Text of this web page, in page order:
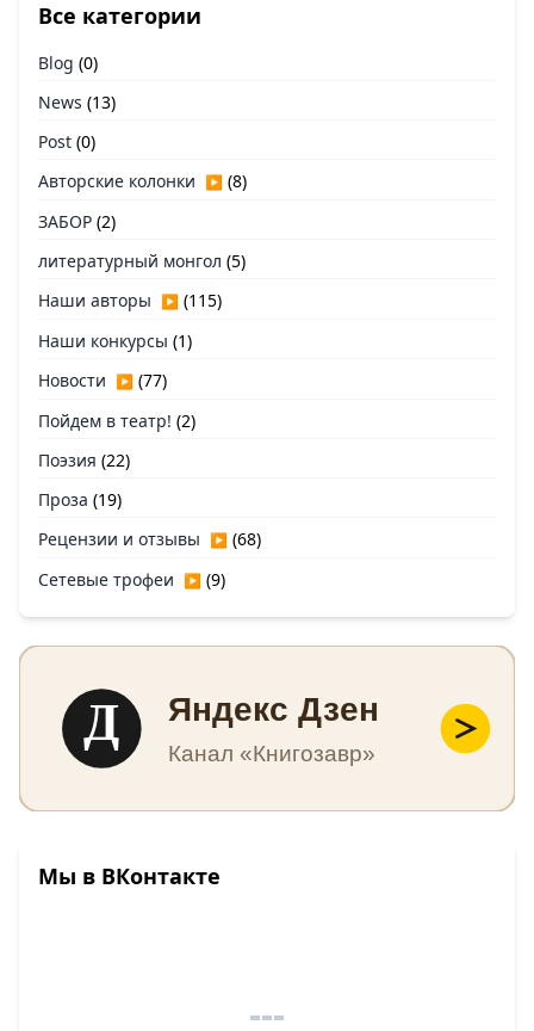
Все категории
Blog (0)
News (13)
Post (0)
Авторские колонки ▶ (8)
ЗАБОР (2)
литературный монгол (5)
Наши авторы ▶ (115)
Наши конкурсы (1)
Новости ▶ (77)
Пойдем в театр! (2)
Поэзия (22)
Проза (19)
Рецензии и отзывы ▶ (68)
Сетевые трофеи ▶ (9)
Д Яндекс Дзен
Канал «Книгозавр»
Мы в ВКонтакте